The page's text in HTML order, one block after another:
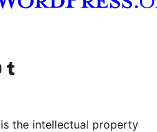
account
YouTube channel
Visit our Tumblr account
the intellectual property